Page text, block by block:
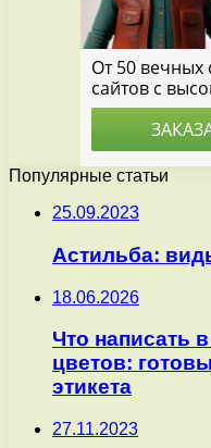
Популярные статьи
25.09.2023
Астильба:
18.06.2026
Что написать
цветов:
этикета
27.11.2023